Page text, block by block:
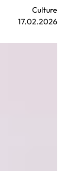
Culture
17.02.2026